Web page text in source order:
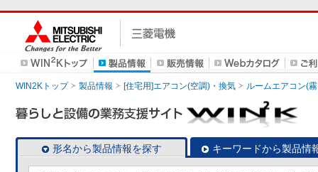
WIN2Kトップ 製品情報 [住宅用]エアコン(空調)・換気 ルームエアコン(
形名から製品情報を探す キーワードから製品情